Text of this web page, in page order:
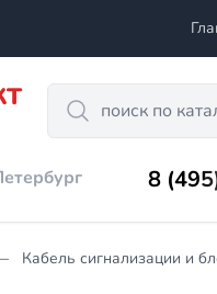
Search
8
Кабель сигнализации и